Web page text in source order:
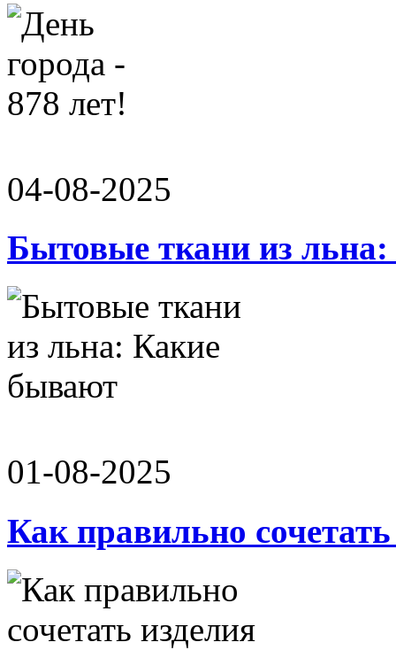
04-08-2025
Бытовые ткани из
01-08-2025
Как правильно